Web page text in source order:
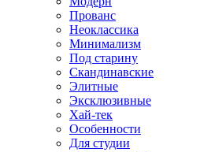
Прованс
Неоклассика
Минимализм
Под старину
Скандинавские
Элитные
Эксклюзивные
Хай-тек
Особенности
Для студии